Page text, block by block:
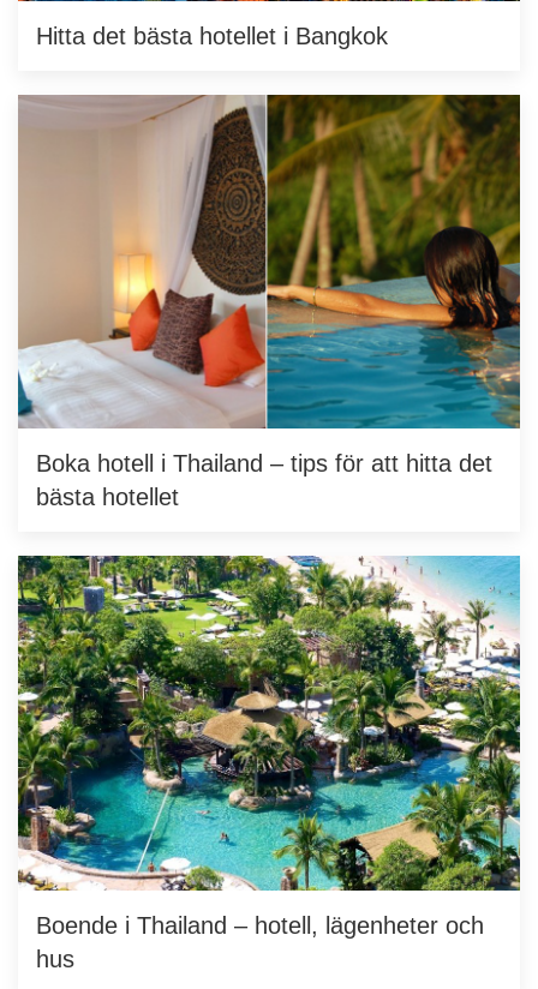
Hitta det bästa hotellet i Bangkok
Boka hotell i Thailand – tips för att hitta det
bästa hotellet
Boende i Thailand – hotell, lägenheter och
hus